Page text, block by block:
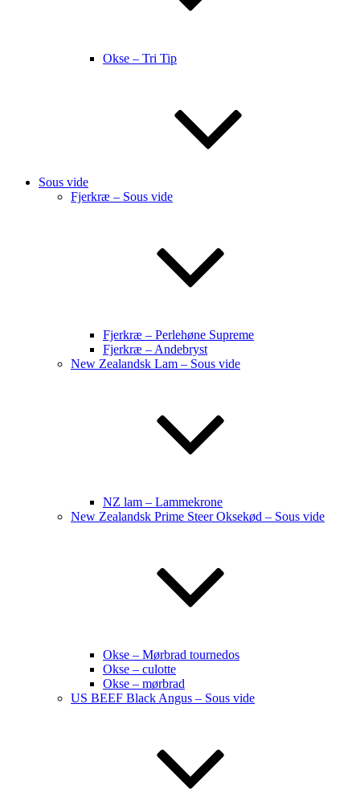
Okse – Tri Tip
Sous vide
Fjerkræ – Sous vide
Fjerkræ – Perlehøne Supreme
Fjerkræ – Andebryst
New Zealandsk Lam – Sous vide
NZ lam – Lammekrone
New Zealandsk Prime Steer Oksekød – Sous vide
Okse – Mørbrad tournedos
Okse – culotte
Okse – mørbrad
US BEEF Black Angus – Sous vide